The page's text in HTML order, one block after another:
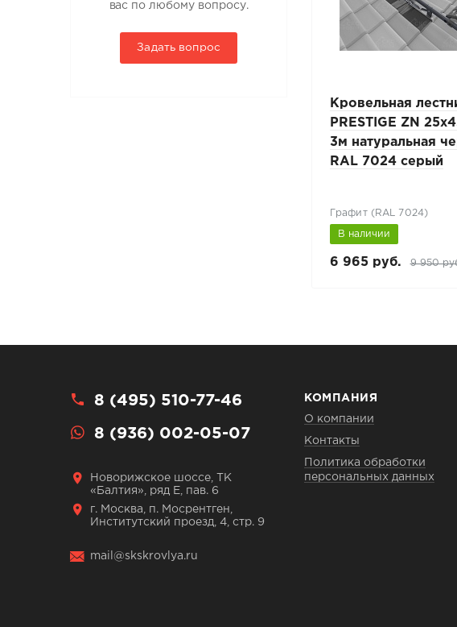
вас по любому вопросу.
Задать вопрос
Кровельная
PRESTIGE ZN
3м натуральная
RAL 7024 серый
Графит (RAL 7024)
В наличии
6 965 руб. 9 950
8 (495) 510-77-46
8 (936) 002-05-07
Новорижское шоссе, ТК
«Балтия», ряд Е, пав. 6
г. Москва, п. Мосрентген,
Институтский проезд, 4, стр. 9
mail@skskrovlya.ru
КОМПАНИЯ
О компании
Контакты
Политика обработки
персональных данных